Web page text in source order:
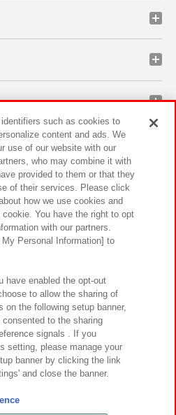
ビリティ サイトポリシー
ェブアクセシビリティ方針と検証結果
針 よくあるご質問・お問い合わせ
Amusement Inc.
Amusement Lab Inc.
such as cookies to
content and ads. We
use of our website with our
who may combine it with
provided to them or that they
of their services. Please click
how we use cookies and
You have the right to opt
with our partners.
Personal Information] to
have enabled the opt-out
to allow the sharing of
on the following setup banner,
to the sharing
signals . If you
setting, please manage your
banner by clicking the link
and close the banner.